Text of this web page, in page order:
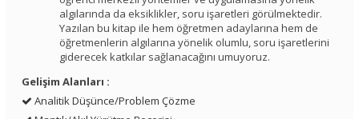
algılarında da eksiklikler, soru işaretleri görülmektedir.
Yazılan bu kitap ile hem öğretmen adaylarına hem de
öğretmenlerin algılarına yönelik olumlu, soru işaretlerini
giderecek katkılar sağlanacağını umuyoruz.
Gelişim Alanları :
Analitik Düşünce/Problem Çözme